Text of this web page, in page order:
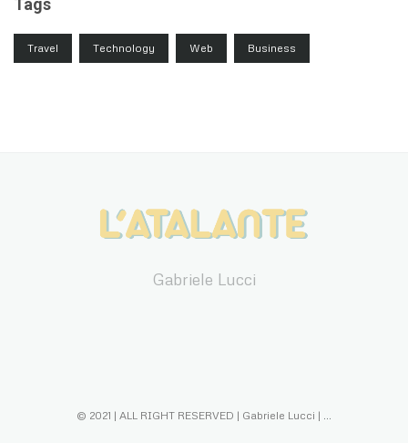
Tags
Travel Technology Web Business
Gabriele Lucci
© 2021 | ALL RIGHT RESERVED | Gabriele Lucci | ...